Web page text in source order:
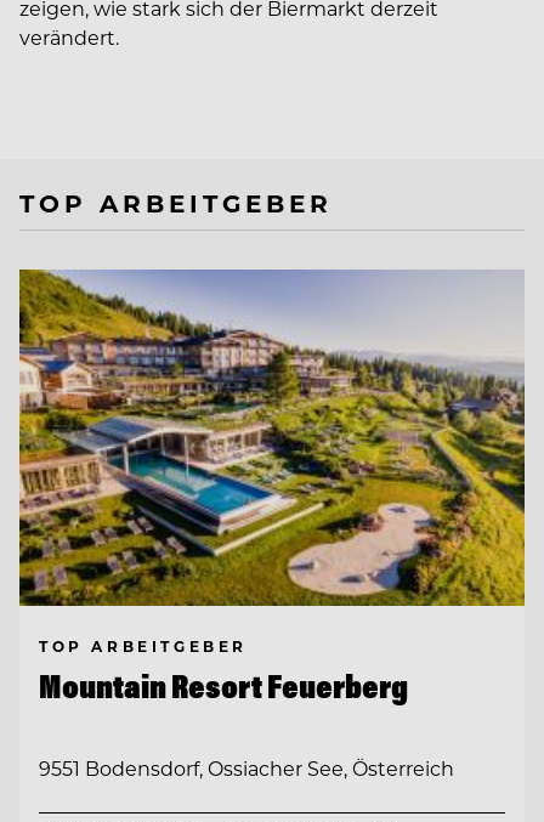
zeigen, wie stark sich der Biermarkt derzeit
verändert.
TOP ARBEITGEBER
TOP ARBEITGEBER
Mountain Resort Feuerberg
9551 Bodensdorf, Ossiacher See, Österreich